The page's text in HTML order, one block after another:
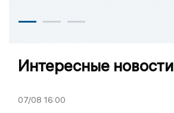
Интересные новости
07/08 16:00